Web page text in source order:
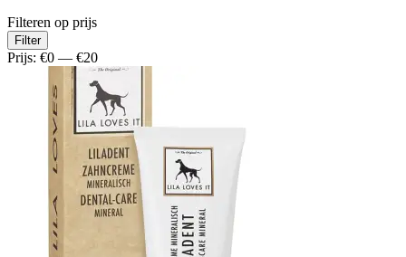
Filteren op prijs
Min.
prijs
Max.
prijs
Filter
Prijs: €0 — €20